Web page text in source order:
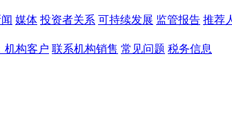
媒体 投资者关系 可持续发展 监管报告 推荐
机构客户 联系机构销售 常见问题 税务信息